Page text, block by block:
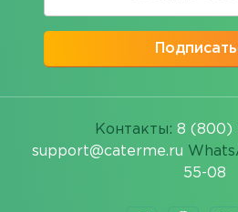
Контакты: 8 (800)
support@caterme.ru
55-08